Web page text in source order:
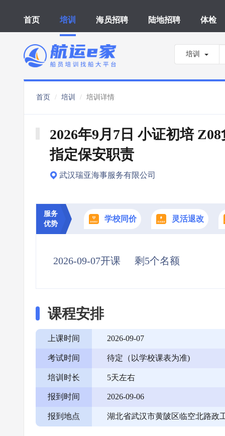
首页 培训 海员招聘 陆地招聘 体检
培训
首页 培训 培训详情
2026年9月7日 小证初培
指定保安职责
武汉瑞亚海事服务有限公司
服务
优势
学校同价 灵活退改
2026-09-07开课 剩5个名额
课程安排
上课时间 2026-09-07
考试时间 待定（以学校课表为准)
培训时长 5天左右
报到时间 2026-09-06
报到地点 湖北省武汉市黄陂区临空北路政